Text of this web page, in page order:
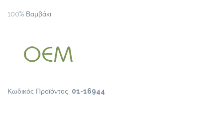
100% Βαμβάκι
Κωδικός Προϊόντος: 01-16944